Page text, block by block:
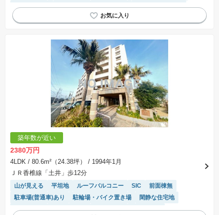
宅配ボックス
モニター付きインターホン システムキッチン
築年数が近い
2380万円
4LDK / 80.6m²（24.38坪）
/ 1994年1月
ＪＲ香椎線「土井」歩12分
山が見える 平坦地 ルーフバルコニー SIC
前面棟無
駐車場(普通車)あり
駐輪場・バイク置き場
閑静な住宅地
駐車場空き
温水洗浄便座 平置駐車場
陽当り良好